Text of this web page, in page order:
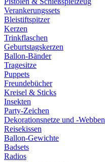
Verankerungssets
Bleistiftspitzer
Kerzen
Trinkflaschen
Geburtstagskerzen
Ballon-Bänder
Tragesitze
Puppets
Freundebücher
Kreisel & Sticks
Insekten
Party-Zeichen
Dekorationsnetze und -Webben
Reisekissen
Ballon-Gewichte
Badsets
Radios